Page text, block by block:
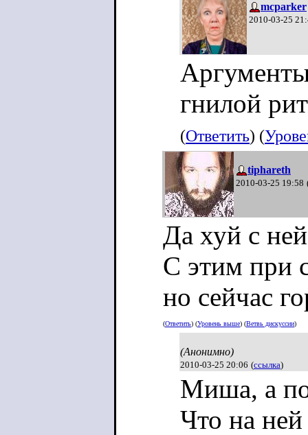
mcparker
2010-03-25
гнилой
(Ответить) (
tiphareth
2010-03-25 19:58
Да хуй с
С этим при
но сейчас
(Ответить) (Уровень выше) (Ветвь дискуссии)
(Анонимно)
2010-03-25 20:06 (ссылка)
Миша, а
Что на